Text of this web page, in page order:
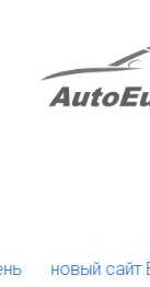
новый сайт